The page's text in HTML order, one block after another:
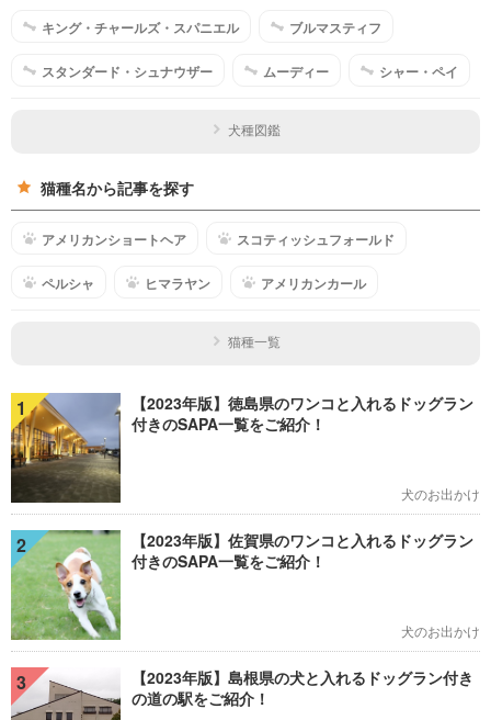
キング・チャールズ・スパニエル ブルマスティフ
スタンダード・シュナウザー ムーディー シャー・ペイ
犬種図鑑
猫種名から記事を探す
アメリカンショートヘア スコティッシュフォールド
ペルシャ ヒマラヤン アメリカンカール
猫種一覧
1
【2023年版】徳島県のワンコと入れるドッグラン
付きのSAPA一覧をご紹介！
犬のお出かけ
2
【2023年版】佐賀県のワンコと入れるドッグラン
付きのSAPA一覧をご紹介！
犬のお出かけ
3
【2023年版】島根県の犬と入れるドッグラン付き
の道の駅をご紹介！